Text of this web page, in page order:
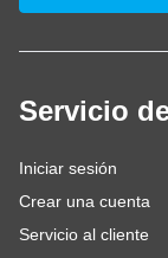
Servicio
Iniciar sesión
Crear una cuenta
Servicio al cliente